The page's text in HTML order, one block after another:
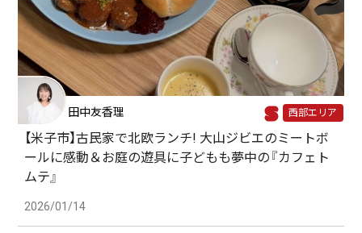
田中友香理 西部エリア
【米子市】古民家で北欧ランチ! 大山ジビエのミートボ
ールに感動＆お庭の遊具に子どもも夢中の『カフェト
ムテ』
2026/01/14